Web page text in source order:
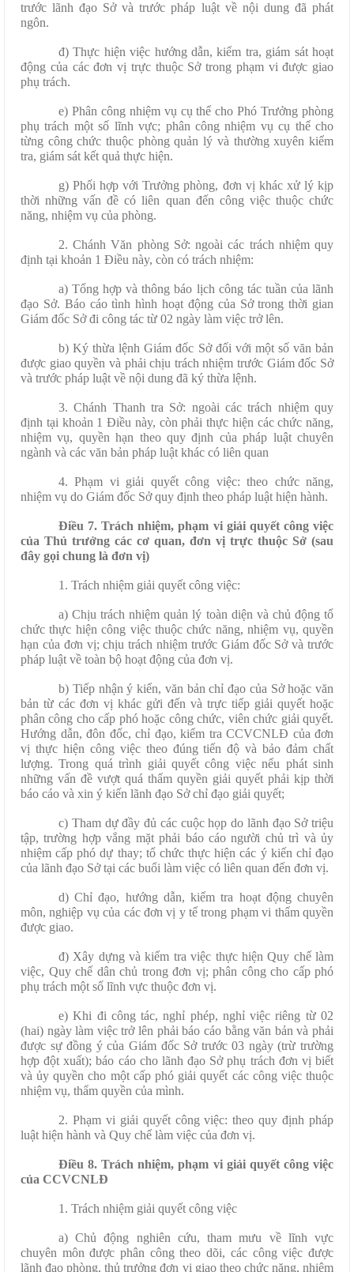
trước lãnh đạo Sở và trước pháp luật về nội dung đã phát
ngôn.
đ) Thực hiện việc hướng dẫn, kiểm tra, giám sát hoạt
động của các đơn vị trực thuộc Sở trong phạm vi được giao
phụ trách.
e) Phân công nhiệm vụ cụ thể cho Phó Trưởng phòng
phụ trách một số lĩnh vực; phân công nhiệm vụ cụ thể cho
từng công chức thuộc phòng quản lý và thường xuyên kiểm
tra, giám sát kết quả thực hiện.
g) Phối hợp với Trưởng phòng, đơn vị khác xử lý kịp
thời những vấn đề có liên quan đến công việc thuộc chức
năng, nhiệm vụ của phòng.
2. Chánh Văn phòng Sở: ngoài các trách nhiệm quy
định tại khoản 1 Điều này, còn có trách nhiệm:
a) Tổng hợp và thông báo lịch công tác tuần của lãnh
đạo Sở. Báo cáo tình hình hoạt động của Sở trong thời gian
Giám đốc Sở đi công tác từ 02 ngày làm việc trở lên.
b) Ký thừa lệnh Giám đốc Sở đối với một số văn bản
được giao quyền và phải chịu trách nhiệm trước Giám đốc Sở
và trước pháp luật về nội dung đã ký thừa lệnh.
3. Chánh Thanh tra Sở: ngoài các trách nhiệm quy
định tại khoản 1 Điều này, còn phải thực hiện các chức năng,
nhiệm vụ, quyền hạn theo quy định của pháp luật chuyên
ngành và các văn bản pháp luật khác có liên quan
4. Phạm vi giải quyết công việc: theo chức năng,
nhiệm vụ do Giám đốc Sở quy định theo pháp luật hiện hành.
Điều 7.Trách nhiệm, phạm vi giải quyết công việc
của Thủ trưởng các cơ quan, đơn vị trực thuộc Sở (sau
đây gọi chung là đơn vị)
1. Trách nhiệm giải quyết công việc:
a) Chịu trách nhiệm quản lý toàn diện và chủ động tổ
chức thực hiện công việc thuộc chức năng, nhiệm vụ, quyền
hạn của đơn vị; chịu trách nhiệm trước Giám đốc Sở và trước
pháp luật về toàn bộ hoạt động của đơn vị.
b) Tiếp nhận ý kiến, văn bản chỉ đạo của Sở hoặc văn
bản từ các đơn vị khác gửi đến và trực tiếp giải quyết hoặc
phân công cho cấp phó hoặc công chức, viên chức giải quyết.
Hướng dẫn, đôn đốc, chỉ đạo, kiểm tra CCVCNLĐ của đơn
vị thực hiện công việc theo đúng tiến độ và bảo đảm chất
lượng. Trong quá trình giải quyết công việc nếu phát sinh
những vấn đề vượt quá thẩm quyền giải quyết phải kịp thời
báo cáo và xin ý kiến lãnh đạo Sở chỉ đạo giải quyết;
c) Tham dự đầy đủ các cuộc họp do lãnh đạo Sở triệu
tập, trường hợp vắng mặt phải báo cáo người chủ trì và ủy
nhiệm cấp phó dự thay; tổ chức thực hiện các ý kiến chỉ đạo
của lãnh đạo Sở tại các buổi làm việc có liên quan đến đơn vị.
d) Chỉ đạo, hướng dẫn, kiểm tra hoạt động chuyên
môn, nghiệp vụ của các đơn vị y tế trong phạm vi thẩm quyền
được giao.
đ) Xây dựng và kiểm tra việc thực hiện Quy chế làm
việc, Quy chế dân chủ trong đơn vị; phân công cho cấp phó
phụ trách một số lĩnh vực thuộc đơn vị.
e) Khi đi công tác, nghỉ phép, nghỉ việc riêng từ 02
(hai) ngày làm việc trở lên phải báo cáo bằng văn bản và phải
được sự đồng ý của Giám đốc Sở trước 03 ngày (trừ trường
hợp đột xuất); báo cáo cho lãnh đạo Sở phụ trách đơn vị biết
và ủy quyền cho một cấp phó giải quyết các công việc thuộc
nhiệm vụ, thẩm quyền của mình.
2. Phạm vi giải quyết công việc: theo quy định pháp
luật hiện hành và Quy chế làm việc của đơn vị.
Điều 8. Trách nhiệm, phạm vi giải quyết công việc
của CCVCNLĐ
1. Trách nhiệm giải quyết công việc
a) Chủ động nghiên cứu, tham mưu về lĩnh vực
chuyên môn được phân công theo dõi, các công việc được
lãnh đạo phòng, thủ trưởng đơn vị giao theo chức năng, nhiệm